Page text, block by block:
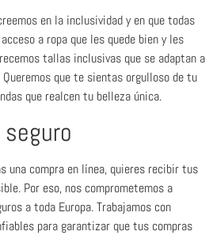
en la inclusividad y en que todas
a ropa que les quede bien y les
tallas inclusivas que se adaptan a
que te sientas orgulloso de tu
que realcen tu belleza única.
una compra en línea, quieres recibir tus
Por eso, nos comprometemos a
a toda Europa. Trabajamos con
para garantizar que tus compras